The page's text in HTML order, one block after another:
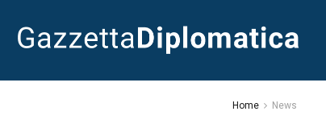
Home News